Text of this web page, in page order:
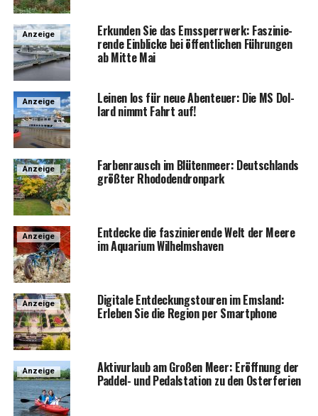
Anzeige Erkun­den Sie das Ems­sperr­werk: Fas­zi­nie­
ren­de Ein­bli­cke bei öffent­li­chen Füh­run­gen
ab Mit­te Mai
Anzeige Lei­nen los für neue Aben­teu­er: Die MS Dol­
lard nimmt Fahrt auf!
Anzeige Far­ben­rausch im Blü­ten­meer: Deutsch­lands
größ­ter Rhododendronpark
Anzeige Ent­de­cke die fas­zi­nie­ren­de Welt der Mee­re
im Aqua­ri­um Wilhelmshaven
Anzeige Digi­ta­le Ent­de­ckungs­tou­ren im Ems­land:
Erle­ben Sie die Regi­on per Smartphone
Anzeige Aktiv­ur­laub am Gro­ßen Meer: Eröff­nung der
Pad­del- und Pedal­sta­ti­on zu den Osterferien